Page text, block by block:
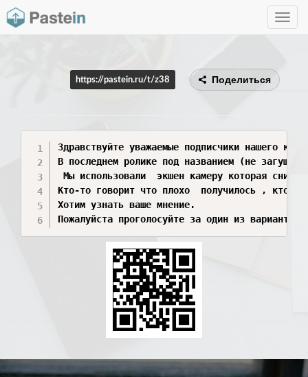
Toggle
https://pastein.ru/t/z38 Поделиться
Здравствуйте уважаемые подписчики нашего
В последнем ролике под названием (не
Мы использовали  экшен камеру которая
Кто-то говорит что плохо  получилось , кто-
Хотим узнать ваше мнение.
Пожалуйста проголосуйте за один из